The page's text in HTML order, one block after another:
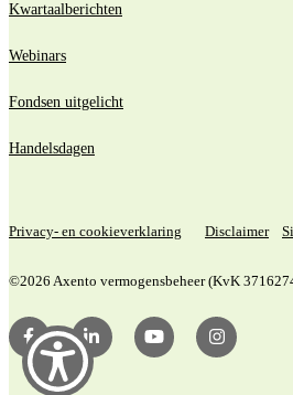
Kwartaalberichten
Webinars
Fondsen uitgelicht
Handelsdagen
Privacy- en cookieverklaring Disclaimer
©2026 Axento vermogensbeheer (KvK